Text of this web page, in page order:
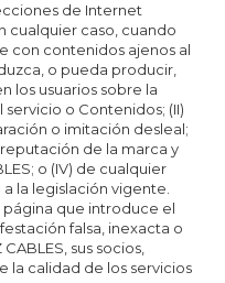
de Internet
cualquier caso, cuando
con contenidos ajenos al
o pueda producir,
los usuarios sobre la
o Contenidos; (II)
o imitación desleal;
de la marca y
o (IV) de cualquier
la legislación vigente.
página que introduce el
falsa, inexacta o
sus socios,
la calidad de los servicios